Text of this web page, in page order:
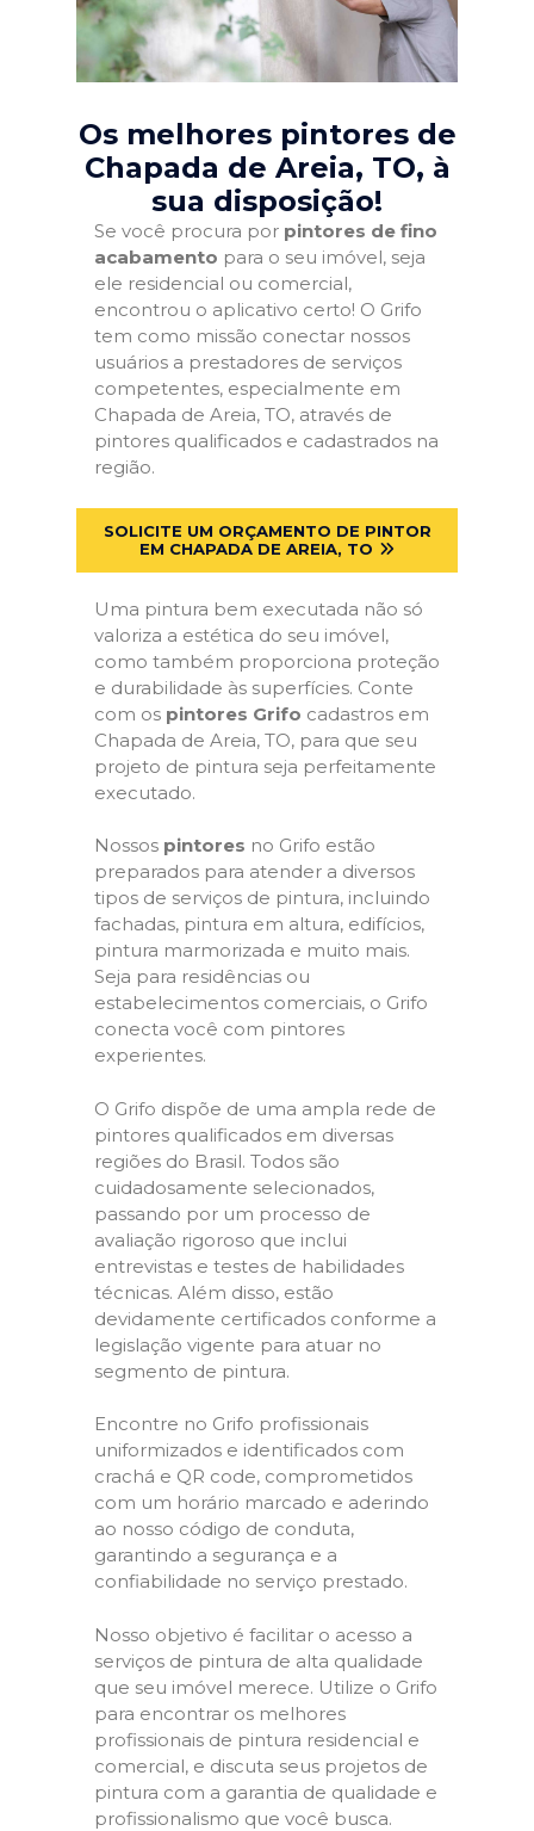
Os melhores pintores de
Chapada de Areia, TO, à
sua disposição!
Se você procura por pintores de fino
acabamento para o seu imóvel, seja
ele residencial ou comercial,
encontrou o aplicativo certo! O Grifo
tem como missão conectar nossos
usuários a prestadores de serviços
competentes, especialmente em
Chapada de Areia, TO, através de
pintores qualificados e cadastrados na
região.
SOLICITE UM ORÇAMENTO DE PINTOR
EM CHAPADA DE AREIA, TO
Uma pintura bem executada não só
valoriza a estética do seu imóvel,
como também proporciona proteção
e durabilidade às superfícies. Conte
com os pintores Grifo cadastros em
Chapada de Areia, TO, para que seu
projeto de pintura seja perfeitamente
executado.
Nossos pintores no Grifo estão
preparados para atender a diversos
tipos de serviços de pintura, incluindo
fachadas, pintura em altura, edifícios,
pintura marmorizada e muito mais.
Seja para residências ou
estabelecimentos comerciais, o Grifo
conecta você com pintores
experientes.
O Grifo dispõe de uma ampla rede de
pintores qualificados em diversas
regiões do Brasil. Todos são
cuidadosamente selecionados,
passando por um processo de
avaliação rigoroso que inclui
entrevistas e testes de habilidades
técnicas. Além disso, estão
devidamente certificados conforme a
legislação vigente para atuar no
segmento de pintura.
Encontre no Grifo profissionais
uniformizados e identificados com
crachá e QR code, comprometidos
com um horário marcado e aderindo
ao nosso código de conduta,
garantindo a segurança e a
confiabilidade no serviço prestado.
Nosso objetivo é facilitar o acesso a
serviços de pintura de alta qualidade
que seu imóvel merece. Utilize o Grifo
para encontrar os melhores
profissionais de pintura residencial e
comercial, e discuta seus projetos de
pintura com a garantia de qualidade e
profissionalismo que você busca.